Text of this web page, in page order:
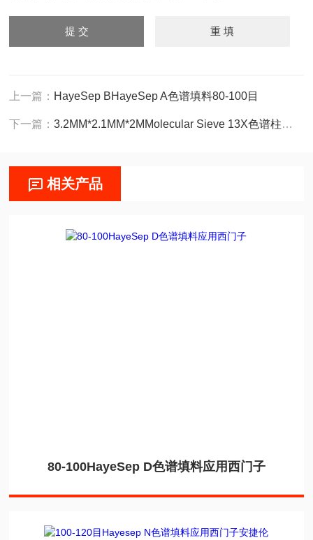
上一篇： HayeSep BHayeSep A色谱填料80-100目
下一篇：3.2MM*2.1MM*2MMolecular Sieve 13X色谱柱应用岛津
相关产品
80-100HayeSep D色谱填料应用西门子